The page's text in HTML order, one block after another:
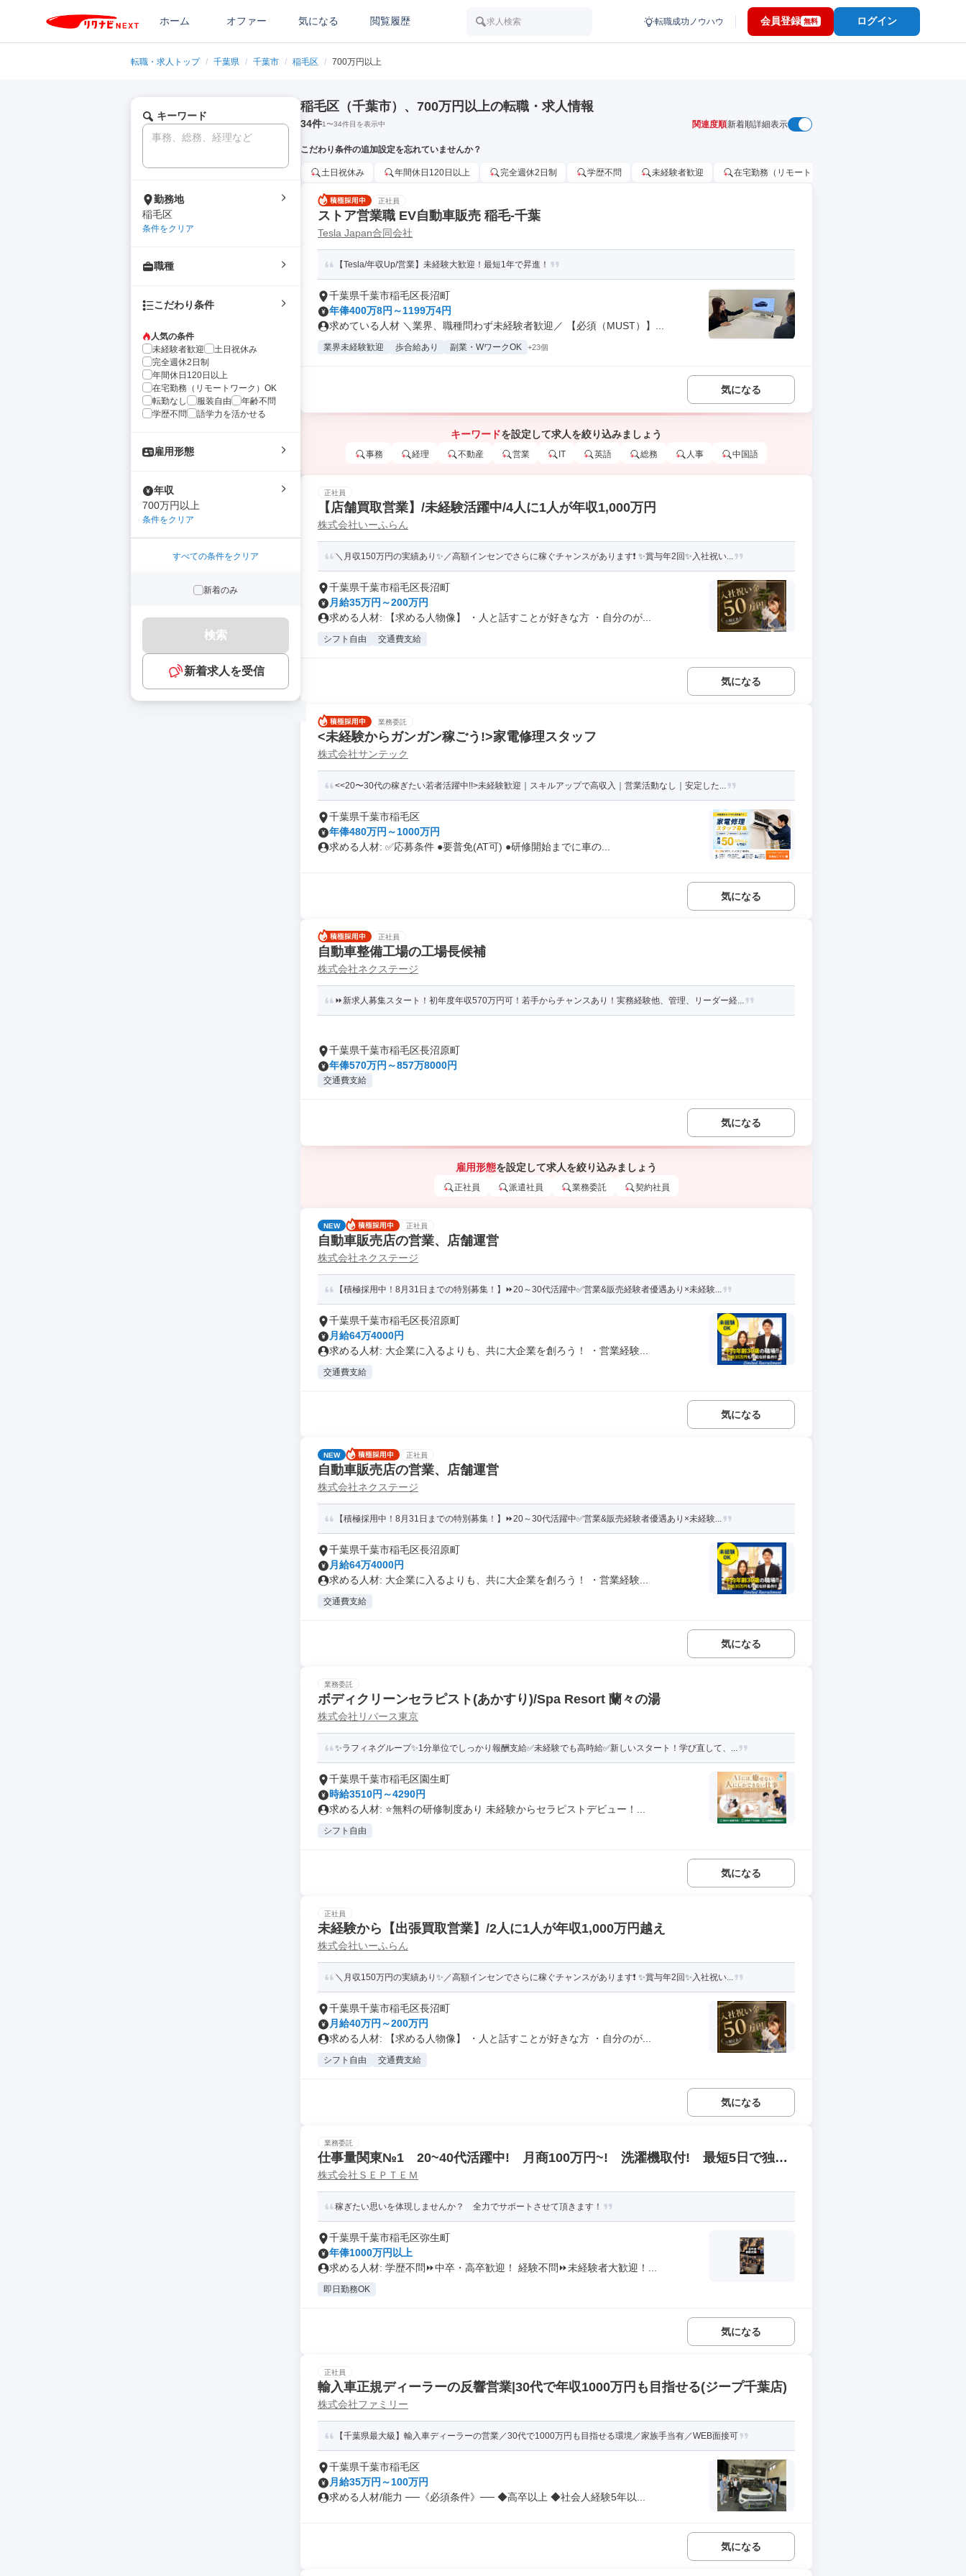
ホーム オファー 気になる 閲覧履歴 求人検索 転職成功ノウハウ 会員登録 無料 ログイン
転職・求人トップ / 千葉県 / 千葉市 / 稲毛区 / 700万円以上
キーワード
勤務地
稲毛区
条件をクリア
職種
こだわり条件
人気の条件
未経験者歓迎
土日祝休み
完全週休2日制
年間休日120日以上
在宅勤務（リモートワーク）OK
転勤なし
服装自由
年齢不問
学歴不問
語学力を活かせる
雇用形態
年収
700万円以上
条件をクリア
すべての条件をクリア
新着のみ
検索
新着求人を受信
稲毛区（千葉市）、700万円以上の転職・求人情報
34件1〜34件目を表示中 関連度順新着順詳細表示
こだわり条件の追加設定を忘れていませんか？
土日祝休み 年間休日120日以上 完全週休2日制 学歴不問 未経験者歓迎 在宅勤務（リモートワーク）OK
正社員
ストア営業職 EV自動車販売 稲毛-千葉
Tesla Japan合同会社
【Tesla/年収Up/営業】未経験大歓迎！最短1年で昇進！
千葉県千葉市稲毛区長沼町
年俸400万8円～1199万4円
求めている人材 ＼業界、職種問わず未経験者歓迎／ 【必須（MUST）】...
業界未経験歓迎 歩合給あり 副業・WワークOK +23個
気になる
キーワードを設定して求人を絞り込みましょう
事務 経理 不動産 営業 IT 英語 総務 人事 中国語
正社員
【店舗買取営業】/未経験活躍中/4人に1人が年収1,000万円
株式会社いーふらん
＼月収150万円の実績あり✨／高額インセンでさらに稼ぐチャンスがあります❗ ✨賞与年2回✨入社祝い...
千葉県千葉市稲毛区長沼町
月給35万円～200万円
求める人材: 【求める人物像】 ・人と話すことが好きな方 ・自分のが...
シフト自由 交通費支給
気になる
業務委託
<未経験からガンガン稼ごう!>家電修理スタッフ
株式会社サンテック
<<20〜30代の稼ぎたい若者活躍中!!>未経験歓迎｜スキルアップで高収入｜営業活動なし｜安定した...
千葉県千葉市稲毛区
年俸480万円～1000万円
求める人材: ✅️応募条件 ●要普免(AT可) ●研修開始までに車の...
気になる
正社員
自動車整備工場の工場長候補
株式会社ネクステージ
⏩️新求人募集スタート！初年度年収570万円可！若手からチャンスあり！実務経験他、管理、リーダー経...
千葉県千葉市稲毛区長沼原町
年俸570万円～857万8000円
交通費支給
気になる
雇用形態を設定して求人を絞り込みましょう
正社員 派遣社員 業務委託 契約社員
NEW 正社員
自動車販売店の営業、店舗運営
株式会社ネクステージ
【積極採用中！8月31日までの特別募集！】⏩️20～30代活躍中✅営業&販売経験者優遇あり×未経験...
千葉県千葉市稲毛区長沼原町
月給64万4000円
求める人材: 大企業に入るよりも、共に大企業を創ろう！ ・営業経験...
交通費支給
気になる
NEW 正社員
自動車販売店の営業、店舗運営
株式会社ネクステージ
【積極採用中！8月31日までの特別募集！】⏩️20～30代活躍中✅営業&販売経験者優遇あり×未経験...
千葉県千葉市稲毛区長沼原町
月給64万4000円
求める人材: 大企業に入るよりも、共に大企業を創ろう！ ・営業経験...
交通費支給
気になる
業務委託
ボディクリーンセラピスト(あかすり)/Spa Resort 蘭々の湯
株式会社リバース東京
✨️ラフィネグループ✨1分単位でしっかり報酬支給✅未経験でも高時給✅️新しいスタート！学び直して、...
千葉県千葉市稲毛区園生町
時給3510円～4290円
求める人材: ⭐️無料の研修制度あり 未経験からセラピストデビュー！...
シフト自由
気になる
正社員
未経験から【出張買取営業】/2人に1人が年収1,000万円越え
株式会社いーふらん
＼月収150万円の実績あり✨／高額インセンでさらに稼ぐチャンスがあります❗ ✨賞与年2回✨入社祝い...
千葉県千葉市稲毛区長沼町
月給40万円～200万円
求める人材: 【求める人物像】 ・人と話すことが好きな方 ・自分のが...
シフト自由 交通費支給
気になる
業務委託
仕事量関東№1 20~40代活躍中! 月商100万円~! 洗濯機取付! 最短5日で独り
立ち! 週払い可! 運搬なし! 直行直帰!
株式会社ＳＥＰＴＥＭ
稼ぎたい思いを体現しませんか？ 全力でサポートさせて頂きます！
千葉県千葉市稲毛区弥生町
年俸1000万円以上
求める人材: 学歴不問⏩中卒・高卒歓迎！ 経験不問⏩未経験者大歓迎！...
即日勤務OK
気になる
正社員
輸入車正規ディーラーの反響営業|30代で年収1000万円も目指せる(ジープ千葉店)
株式会社ファミリー
【千葉県最大級】輸入車ディーラーの営業／30代で1000万円も目指せる環境／家族手当有／WEB面接可
千葉県千葉市稲毛区
月給35万円～100万円
求める人材/能力 ──《必須条件》── ◆高卒以上 ◆社会人経験5年以...
気になる